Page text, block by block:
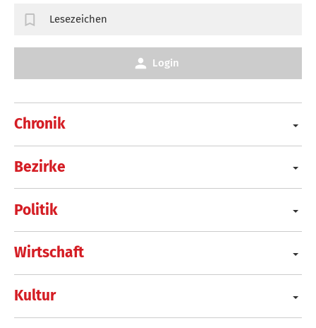
Chronik
Bezirke
Politik
Wirtschaft
Kultur
Lesezeichen
Login